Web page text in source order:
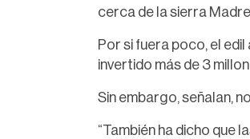
cerca de la sierra
Por si fuera poco, el
invertido más de 3
Sin embargo, señalan,
“También ha dicho que